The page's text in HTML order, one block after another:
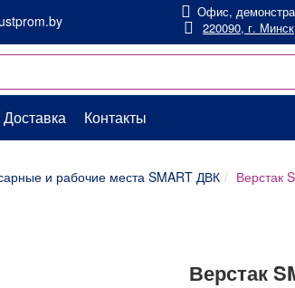
Офис,
220090, г.
Контакты
и рабочие места SMART ДВК Верстак
Верстак